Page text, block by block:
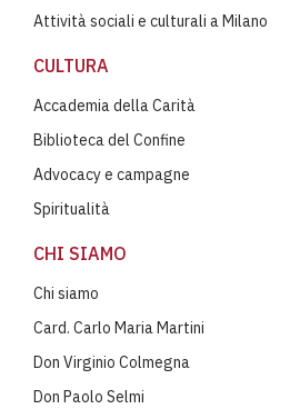
Attività sociali e culturali a Milano
CULTURA
Accademia della Carità
Biblioteca del Confine
Advocacy e campagne
Spiritualità
CHI SIAMO
Chi siamo
Card. Carlo Maria Martini
Don Virginio Colmegna
Don Paolo Selmi